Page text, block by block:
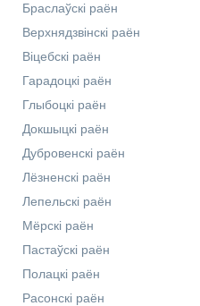
Браслаўскі раён
Верхнядзвінскі раён
Віцебскі раён
Гарадоцкі раён
Глыбоцкі раён
Докшыцкі раён
Дубровенскі раён
Лёзненскі раён
Лепельскі раён
Мёрскі раён
Пастаўскі раён
Полацкі раён
Расонскі раён